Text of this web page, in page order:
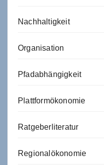
Nachhaltigkeit
Organisation
Pfadabhängigkeit
Plattformökonomie
Ratgeberliteratur
Regionalökonomie